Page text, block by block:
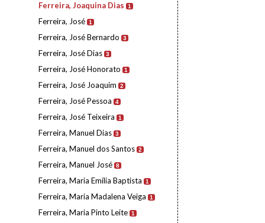
Ferreira, Joaquina Dias 1
Ferreira, José 1
Ferreira, José Bernardo 3
Ferreira, José Dias 3
Ferreira, José Honorato 1
Ferreira, José Joaquim 2
Ferreira, José Pessoa 4
Ferreira, José Teixeira 1
Ferreira, Manuel Dias 3
Ferreira, Manuel dos Santos 2
Ferreira, Manuel José 8
Ferreira, Maria Emília Baptista 1
Ferreira, Maria Madalena Veiga 1
Ferreira, Maria Pinto Leite 1